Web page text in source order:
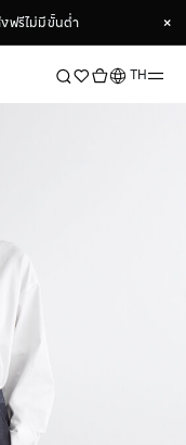
ฟรีไม่มีขั้นต่ำ
×
×
ภาษาTH